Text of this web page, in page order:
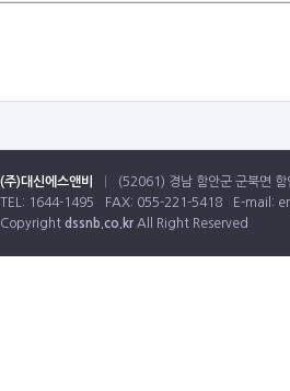
(주)대신에스앤비 (52061) 경남 함안군 군북면
TEL: 1644-1495
FAX: 055-221-5418 E-mail:
Copyright dssnb.co.kr All Right Reserved